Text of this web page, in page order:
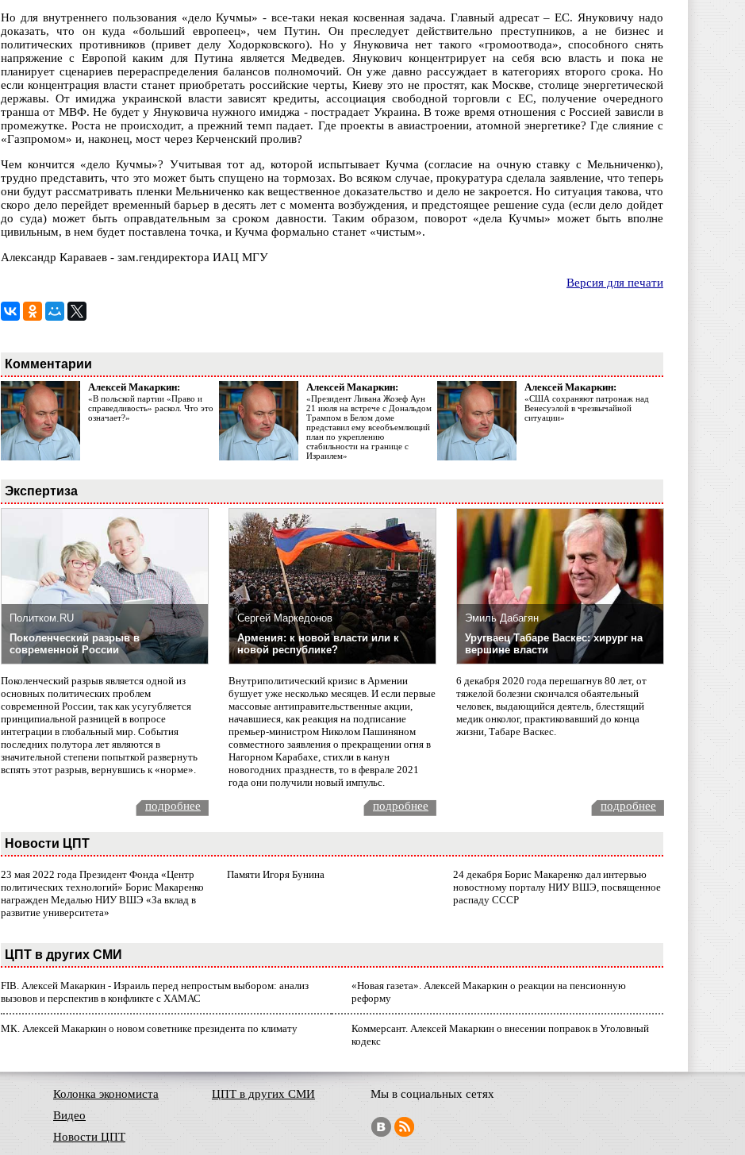
Но для внутреннего пользования «дело Кучмы» - все-таки некая косвенная задача. Главный адресат – ЕС. Януковичу надо
доказать, что он куда «больший европеец», чем Путин. Он преследует действительно преступников, а не бизнес и
политических противников (привет делу Ходорковского). Но у Януковича нет такого «громоотвода», способного снять
напряжение с Европой каким для Путина является Медведев. Янукович концентрирует на себя всю власть и пока не
планирует сценариев перераспределения балансов полномочий. Он уже давно рассуждает в категориях второго срока. Но
если концентрация власти станет приобретать российские черты, Киеву это не простят, как Москве, столице энергетической
державы. От имиджа украинской власти зависят кредиты, ассоциация свободной торговли с ЕС, получение очередного
транша от МВФ. Не будет у Януковича нужного имиджа - пострадает Украина. В тоже время отношения с Россией зависли в
промежутке. Роста не происходит, а прежний темп падает. Где проекты в авиастроении, атомной энергетике? Где слияние с
«Газпромом» и, наконец, мост через Керченский пролив?
Чем кончится «дело Кучмы»? Учитывая тот ад, которой испытывает Кучма (согласие на очную ставку с Мельниченко),
трудно представить, что это может быть спущено на тормозах. Во всяком случае, прокуратура сделала заявление, что теперь
они будут рассматривать пленки Мельниченко как вещественное доказательство и дело не закроется. Но ситуация такова, что
скоро дело перейдет временный барьер в десять лет с момента возбуждения, и предстоящее решение суда (если дело дойдет
до суда) может быть оправдательным за сроком давности. Таким образом, поворот «дела Кучмы» может быть вполне
цивильным, в нем будет поставлена точка, и Кучма формально станет «чистым».
Александр Караваев - зам.гендиректора ИАЦ МГУ
Версия для печати
Комментарии
Алексей Макаркин:
«В польской партии «Право и
справедливость» раскол. Что это
означает?»
Алексей Макаркин:
«Президент Ливана Жозеф Аун
21 июля на встрече с Дональдом
Трампом в Белом доме
представил ему всеобъемлющий
план по укреплению
стабильности на границе с
Израилем»
Алексей Макаркин:
«США сохраняют патронаж над
Венесуэлой в чрезвычайной
ситуации»
Экспертиза
Политком.RU
Поколенческий разрыв в
современной России
Поколенческий разрыв является одной из
основных политических проблем
современной России, так как усугубляется
принципиальной разницей в вопросе
интеграции в глобальный мир. События
последних полутора лет являются в
значительной степени попыткой развернуть
вспять этот разрыв, вернувшись к «норме».
Сергей Маркедонов
Армения: к новой власти или к
новой республике?
Внутриполитический кризис в Армении
бушует уже несколько месяцев. И если первые
массовые антиправительственные акции,
начавшиеся, как реакция на подписание
премьер-министром Николом Пашиняном
совместного заявления о прекращении огня в
Нагорном Карабахе, стихли в канун
новогодних празднеств, то в феврале 2021
года они получили новый импульс.
Эмиль Дабагян
Уругваец Табаре Васкес: хирург на
вершине власти
6 декабря 2020 года перешагнув 80 лет, от
тяжелой болезни скончался обаятельный
человек, выдающийся деятель, блестящий
медик онколог, практиковавший до конца
жизни, Табаре Васкес.
подробнее подробнее подробнее
Новости ЦПТ
23 мая 2022 года Президент Фонда «Центр
политических технологий» Борис Макаренко
награжден Медалью НИУ ВШЭ «За вклад в
развитие университета»
Памяти Игоря Бунина
24 декабря Борис Макаренко дал интервью
новостному порталу НИУ ВШЭ, посвященное
распаду СССР
ЦПТ в других СМИ
FIB. Алексей Макаркин - Израиль перед непростым выбором: анализ
вызовов и перспектив в конфликте с ХАМАС
«Новая газета». Алексей Макаркин о реакции на пенсионную
реформу
МК. Алексей Макаркин о новом советнике президента по климату
Коммерсант. Алексей Макаркин о внесении поправок в Уголовный
кодекс
Колонка экономиста
Видео
Новости ЦПТ
ЦПТ в других СМИ Мы в социальных сетях